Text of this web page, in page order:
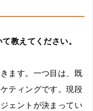
教えてください。
ます。一つ目は、既
ティングです。現段
ェントが決まってい